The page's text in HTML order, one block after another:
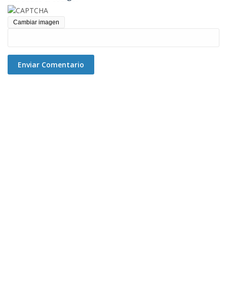
Cambiar imagen
Enviar Comentario